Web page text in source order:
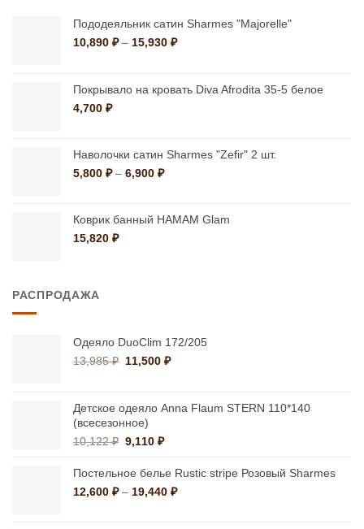
Пододеяльник сатин Sharmes "Majorelle"
10,890 ₽ – 15,930 ₽Диапазон
–
Покрывало на кровать Diva Afrodita 35-5 белое
4,700 ₽
Наволочки сатин Sharmes "Zefir" 2 шт.
5,800 ₽ – 6,900 ₽Диапазон
–
Коврик банный HAMAM Glam
15,820 ₽
РАСПРОДАЖА
Одеяло DuoClim 172/205
13,985₽ Первоначальная
13,985 ₽.
11,500₽Текущая
Детское одеяло Anna Flaum STERN 110*140
(всесезонное)
10,122₽ Первоначальная
составляла
10,122 ₽.
9,110₽Текущая
9,110 ₽.
Постельное белье Rustic stripe Розовый Sharmes
12,600 ₽ – 19,440 ₽Диапазон